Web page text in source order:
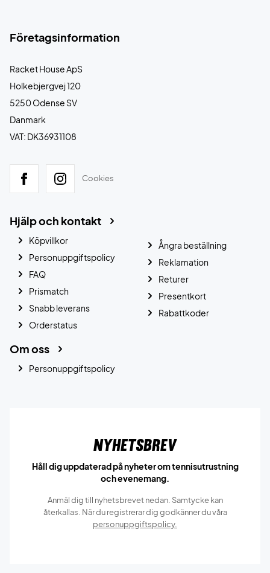
Företagsinformation
Racket House ApS
Holkebjergvej 120
5250 Odense SV
Danmark
VAT: DK36931108
Cookies
Hjälp och kontakt
Köpvillkor
Personuppgiftspolicy
FAQ
Prismatch
Snabb leverans
Orderstatus
Ångra beställning
Reklamation
Returer
Presentkort
Rabattkoder
Om oss
Personuppgiftspolicy
Nyhetsbrev
Håll dig uppdaterad på nyheter om tennisutrustning
och evenemang.
Anmäl dig till nyhetsbrevet nedan. Samtycke kan
återkallas. När du registrerar dig godkänner du våra
personuppgiftspolicy.